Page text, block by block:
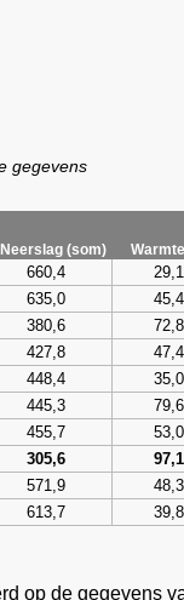
gegevens
Neerslag (som)
660,4 29,1
635,0 45,4
380,6 72,8
427,8 47,4
448,4 35,0
445,3 79,6
455,7 53,0
305,6 97,1
571,9 48,3
613,7 39,8
op de gegevens